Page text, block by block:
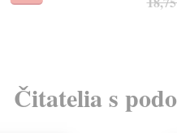
Čitatelia s